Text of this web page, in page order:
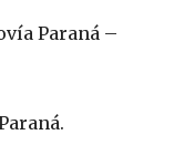
Paraná –